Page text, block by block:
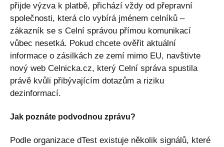
přijde výzva k platbě, přichází vždy od přepravní
společnosti, která clo vybírá jménem celníků –
zákazník se s Celní správou přímou komunikací
vůbec nesetká. Pokud chcete ověřit aktuální
informace o zásilkách ze zemí mimo EU, navštivte
nový web Celnicka.cz, který Celní správa spustila
právě kvůli přibývajícím dotazům a riziku
dezinformací.
Jak poznáte podvodnou zprávu?
Podle organizace dTest existuje několik signálů, které